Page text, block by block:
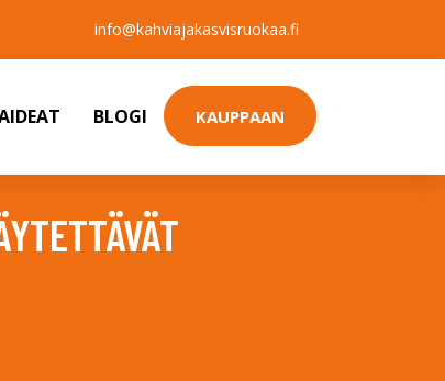
info@kahviajakasvisruokaa.fi
BLOGI KAUPPAAN